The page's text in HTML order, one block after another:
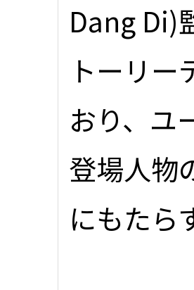
Dang Di)
トーリ
おり、ユ
登場人物
にもたら